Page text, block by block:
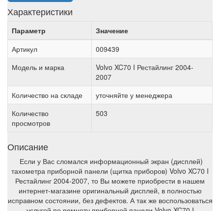
Характеристики
Параметр
Значение
Артикул
009439
Модель и марка
Volvo XC70 I Рестайлинг 2004-
2007
Количество на складе
уточняйте у менеджера
Количество
просмотров
503
Описание
Если у Вас сломался информационный экран (дисплей)
тахометра приборной панели (щитка приборов) Volvo XC70 I
Рестайлинг 2004-2007, то Вы можете приобрести в нашем
интернет-магазине оригинальный дисплей, в полностью
исправном состоянии, без дефектов. А так же воспользоваться